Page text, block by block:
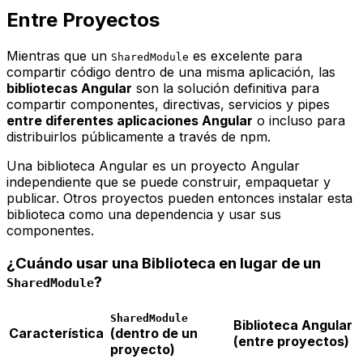
Entre Proyectos
Mientras que un SharedModule es excelente para
compartir código dentro de una misma aplicación, las
bibliotecas Angular son la solución definitiva para
compartir componentes, directivas, servicios y pipes
entre diferentes aplicaciones Angular o incluso para
distribuirlos públicamente a través de npm.
Una biblioteca Angular es un proyecto Angular
independiente que se puede construir, empaquetar y
publicar. Otros proyectos pueden entonces instalar esta
biblioteca como una dependencia y usar sus
componentes.
¿Cuándo usar una Biblioteca en lugar de un
SharedModule?
Característica
SharedModule
(dentro de un
proyecto)
Biblioteca Angular
(entre proyectos)